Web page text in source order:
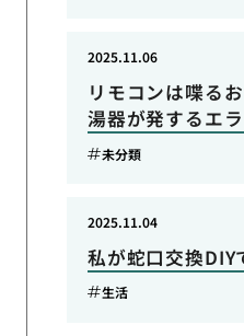
リモコンは喋る
湯器が発するエ
2025.11.06
未分類
私が蛇口交換DIY
2025.11.04
生活